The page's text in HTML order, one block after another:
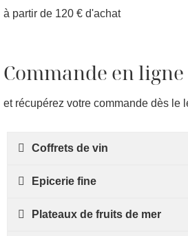
Commande en ligne
et récupérez votre commande dès le
à partir de 120 € d'achat
Coffrets de vin
Epicerie fine
Plateaux de fruits de mer